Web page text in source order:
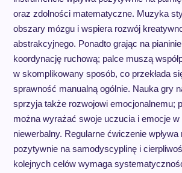
oraz zdolności matematyczne. Muzyka
obszary mózgu i wspiera rozwój
abstrakcyjnego. Ponadto grając na
koordynację ruchową; palce muszą
w skomplikowany sposób, co przekłada
sprawność manualną ogólnie. Nauka gry
sprzyja także rozwojowi emocjonalnemu;
można wyrażać swoje uczucia i emocje w
niewerbalny. Regularne ćwiczenie wpływa
pozytywnie na samodyscyplinę i
kolejnych celów wymaga